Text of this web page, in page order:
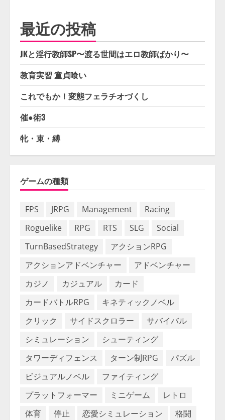
最近の投稿
JKと淫行教師SP〜渡る世間はエロ教師ばかり〜
教育実習 童貞喰い
これでもか！変態フェラチオづくし
催●術3
牝・束・縛
ゲームの種類
FPS JRPG Management
Racing
Roguelike
RPG RTS SLG
Social
TurnBasedStrategy
アクションRPG
アクションアドベンチャー
アドベンチャー
カジノ
カジュアル
カード
カードバトルRPG
キネティックノベル
クリック
サイドスクロラー
サバイバル
シミュレーション
シューティング
タワーディフェンス
ターン制RPG
パズル
ビジュアルノベル
ファイティング
プラットフォーマー
ミニゲーム
レトロ
体育
停止 恋愛シミュレーション 格闘